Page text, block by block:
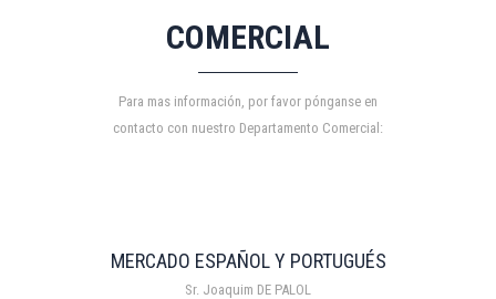
COMERCIAL
Para mas información, por favor pónganse en
contacto con nuestro Departamento Comercial:
MERCADO ESPAÑOL Y PORTUGUÉS
Sr. Joaquim DE PALOL